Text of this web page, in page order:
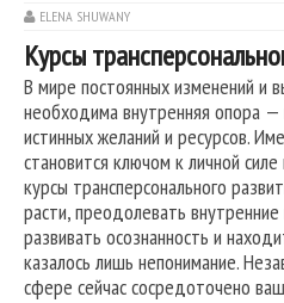
ELENA SHUWANY
Курсы
В мире постоянных изменений и
необходима внутренняя опора —
истинных желаний и ресурсов.
становится ключом к личной
курсы трансперсонального
расти, преодолевать
развивать осознанность и
казалось лишь непонимание.
сфере сейчас сосредоточено